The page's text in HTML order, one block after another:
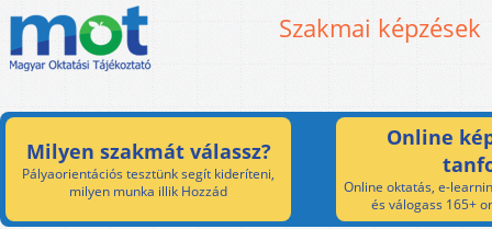
Szakmai képzések
Milyen szakmát válassz?
Pályaorientációs tesztünk segít kideríteni,
milyen munka illik Hozzád
Online
Online oktatás, e-
és válogass 165+